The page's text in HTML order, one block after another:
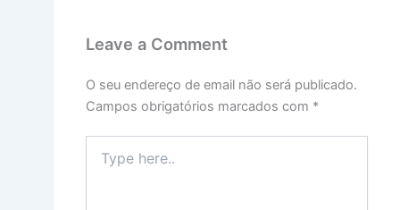
Leave a Comment
O seu endereço de email não será publicado.
Campos obrigatórios marcados com *
here..